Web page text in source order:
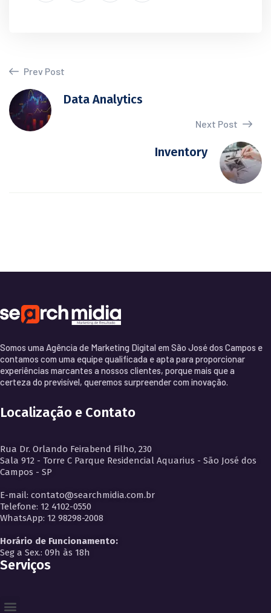
Prev Post
Data Analytics
Next Post
Inventory
Somos uma Agência de Marketing Digital em São José dos Campos e
contamos com uma equipe qualificada e apta para proporcionar
experiências marcantes a nossos clientes, porque mais que a
certeza do previsível, queremos surpreender com inovação.
Localização e Contato
Rua Dr. Orlando Feirabend Filho, 230
Sala 912 - Torre C Parque Residencial Aquarius - São José dos
Campos - SP
E-mail: contato@searchmidia.com.br
Telefone: 12 4102-0550
WhatsApp: 12 98298-2008
Horário de Funcionamento:
Seg a Sex.: 09h às 18h
Serviços